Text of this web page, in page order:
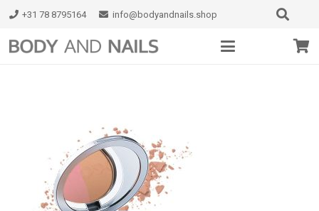
+31 78 8795164 info@bodyandnails.shop